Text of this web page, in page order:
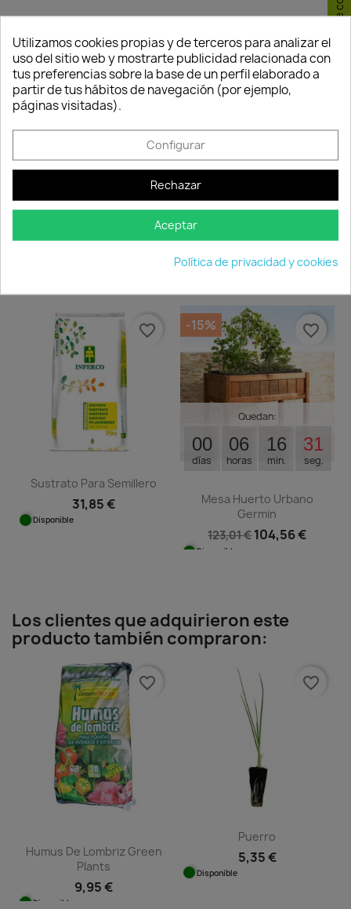
Abono Líquido Platinum 10
favorite_border
Vitalfem...
13,95 €
favorite_border
Sustrato Para Semillero
31,85 €
Disponible
favorite_border
Quedan:
00
días
06
horas
16
min.
30
seg.
Mesa Huerto Urbano
Germin
123,01 €104,56 €
Disponible
-15% favorite_border
Los clientes que adquirieron este
producto también compraron:
Humus De Lombriz Green
Plants
9,95 €
Disponible
favorite_border
Puerro
5,35 €
Disponible
favorite_border
Utilizamos cookies propias y de terceros para analizar el
uso del sitio web y mostrarte publicidad relacionada con
tus preferencias sobre la base de un perfil elaborado a
partir de tus hábitos de navegación (por ejemplo,
páginas visitadas).
Configurar
Rechazar
Aceptar
Política de privacidad y cookies
Consentimiento de cookies